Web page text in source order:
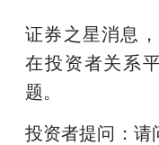
证券之星消息，
在投资者关系
题。
投资者提问：请